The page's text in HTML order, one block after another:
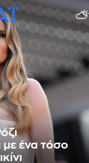
με ένα τόσο